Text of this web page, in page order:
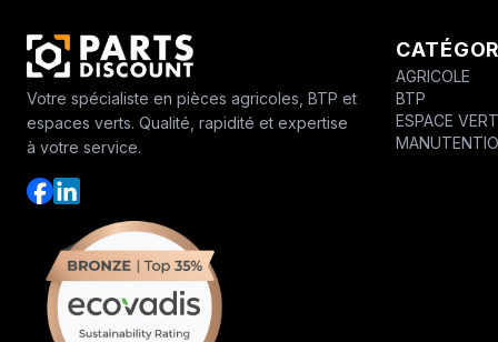
Votre spécialiste en pièces agricoles, BTP et
espaces verts. Qualité, rapidité et expertise
à votre service.
AGRICOLE
BTP
ESPACE VERT